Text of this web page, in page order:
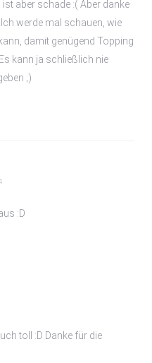
ist aber schade :( Aber danke
werde mal schauen, wie
damit genügend Topping
kann ja schließlich nie
;)
:D
toll :D Danke für die